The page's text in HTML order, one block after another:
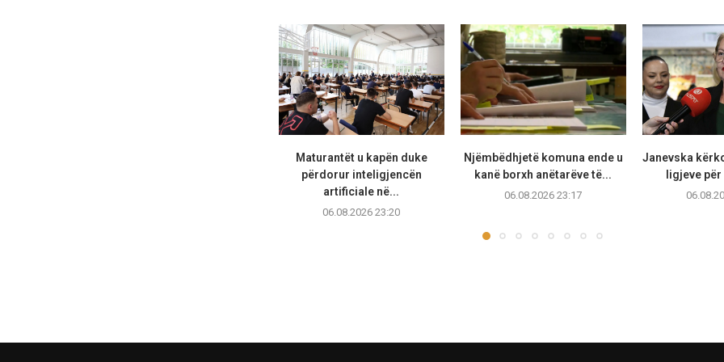
Maturantët u kapën duke
përdorur inteligjencën
artificiale në...
06.08.2026 23:20
Njëmbëdhjetë komuna ende u
kanë borxh anëtarëve të...
06.08.2026 23:17
Janevska
ligjeve